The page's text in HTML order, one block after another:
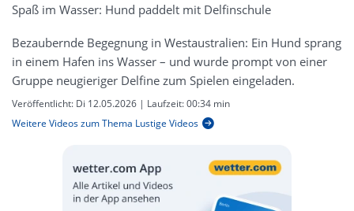
Spaß im Wasser: Hund paddelt mit Delfinschule
Bezaubernde Begegnung in Westaustralien: Ein Hund sprang
in einem Hafen ins Wasser – und wurde prompt von einer
Gruppe neugieriger Delfine zum Spielen eingeladen.
Veröffentlicht: Di 12.05.2026 | Laufzeit:00:34 min
Weitere Videos zum Thema Lustige Videos